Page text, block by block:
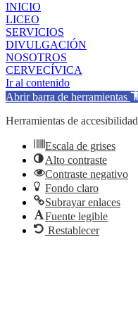
INICIO
LICEO
SERVICIOS
DIVULGACIÓN
NOSOTROS
CERVECÍVICA
Ir al contenido
Abrir barra de herramientas
Herramientas de accesibilidad
Escala de grises
Alto contraste
Contraste negativo
Fondo claro
Subrayar enlaces
Fuente legible
Restablecer